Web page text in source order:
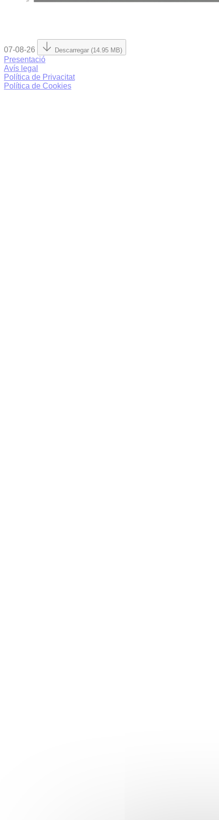
07-08-26 Descarregar (14.95 MB)
Presentació
Avís legal
Política de Privacitat
Política de Cookies